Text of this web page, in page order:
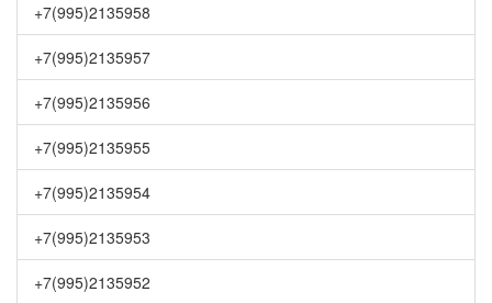
+7(995)2135958
+7(995)2135957
+7(995)2135956
+7(995)2135955
+7(995)2135954
+7(995)2135953
+7(995)2135952